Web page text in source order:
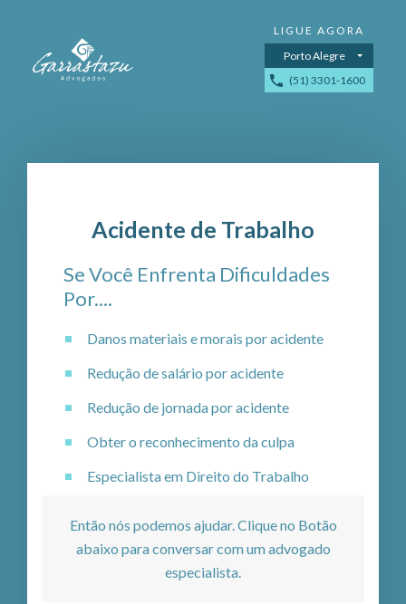
Porto Alegre
(51) 3301-1600
Acidente de Trabalho
Se Você Enfrenta Dificuldades
Por....
Danos materiais e morais por acidente
Redução de salário por acidente
Redução de jornada por acidente
Obter o reconhecimento da culpa
Especialista em Direito do Trabalho
Então nós podemos ajudar. Clique no Botão
abaixo para conversar com um advogado
especialista.